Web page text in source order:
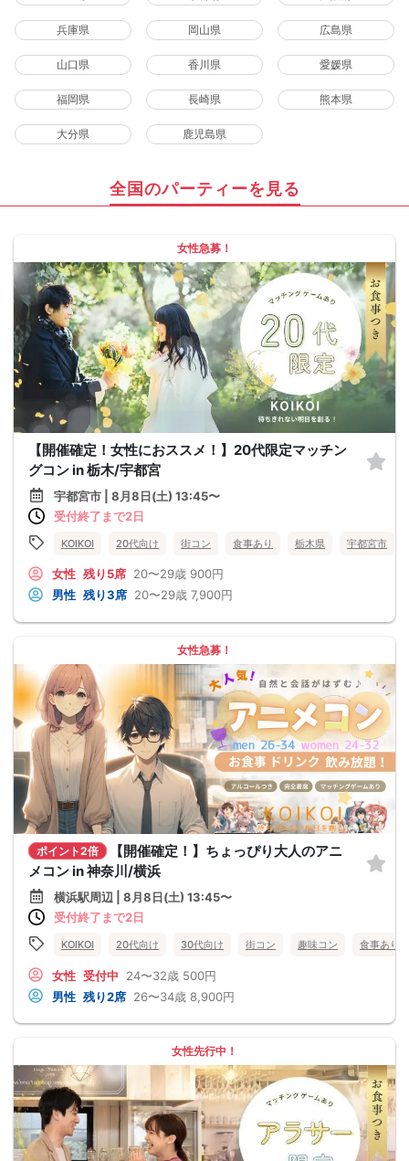
兵庫県 岡山県 広島県
山口県 香川県 愛媛県
福岡県 長崎県 熊本県
大分県 鹿児島県
全国のパーティーを見る
女性急募！
【開催確定！女性におススメ！】20代限定マッチン
グコン in 栃木/宇都宮
宇都宮市 | 8月8日(土) 13:45〜
受付終了まで2日
KOIKOI 20代向け 街コン 食事あり 栃木県 宇都宮市
女性 残り5席 20〜29歳 900円
男性 残り3席 20〜29歳 7,900円
女性急募！
ポイント2倍
【開催確定！】ちょっぴり大人のアニ
メコン in 神奈川/横浜
横浜駅周辺 | 8月8日(土) 13:45〜
受付終了まで2日
KOIKOI 20代向け 30代向け 街コン 趣味コン 食事あり
女性 受付中 24〜32歳 500円
男性 残り2席 26〜34歳 8,900円
女性先行中！